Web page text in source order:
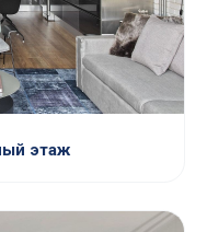
этаж